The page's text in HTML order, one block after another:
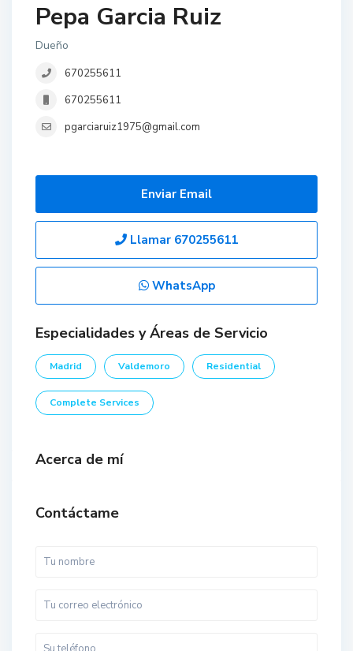
Pepa Garcia Ruiz
Dueño
670255611
670255611
pgarciaruiz1975@gmail.com
Enviar Email
Llamar 670255611
WhatsApp
Especialidades y Áreas de Servicio
Madrid Valdemoro Residential
Complete Services
Acerca de mí
Contáctame